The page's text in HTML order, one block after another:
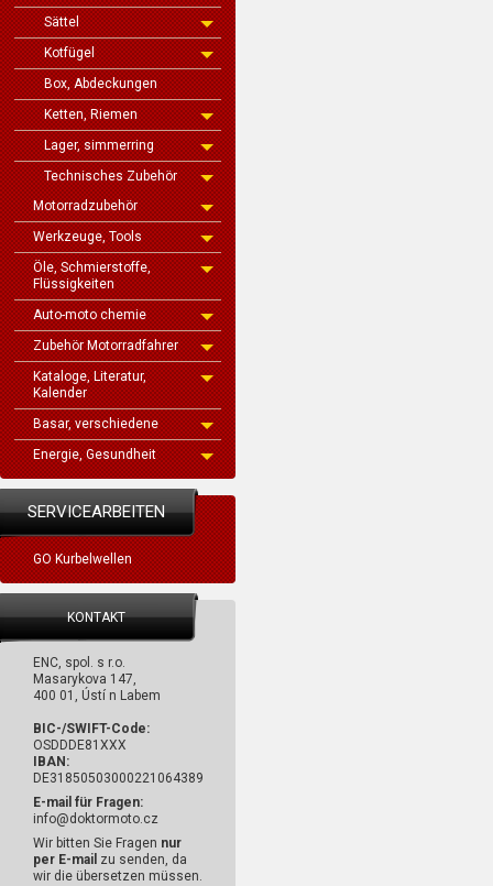
Sättel
Kotfügel
Box, Abdeckungen
Ketten, Riemen
Lager, simmerring
Technisches Zubehör
Motorradzubehör
Werkzeuge, Tools
Öle, Schmierstoffe,
Flüssigkeiten
Auto-moto chemie
Zubehör Motorradfahrer
Kataloge, Literatur,
Kalender
Basar, verschiedene
Energie, Gesundheit
SERVICEARBEITEN
GO Kurbelwellen
KONTAKT
ENC, spol. s r.o.
Masarykova 147,
400 01, Ústí n Labem
BIC-/SWIFT-Code:
OSDDDE81XXX
IBAN:
DE31850503000221064389
E-mail für Fragen:
info@doktormoto.cz
Wir bitten Sie Fragen nur
per E-mail zu senden, da
wir die übersetzen müssen.